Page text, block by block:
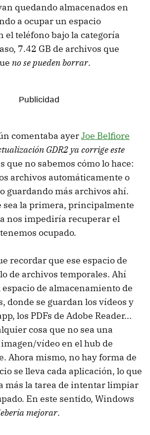
quedando almacenados en
a ocupar un espacio
el teléfono bajo la categoría
7.42 GB de archivos que
no se pueden borrar.
comentaba ayerJoe Belfiore
GDR2 ya corrige este
que no sabemos cómo lo hace:
archivos automáticamente o
guardando más archivos ahí.
sea la primera, principalmente
nos impediría recuperar el
ocupado.
recordar que ese espacio de
de archivos temporales. Ahí
de almacenamiento de
donde se guardan los vídeos y
los PDFs de Adobe Reader...
cosa que no sea una
vídeo en el hub de
Ahora mismo, no hay forma de
se lleva cada aplicación, lo que
más la tarea de intentar limpiar
En este sentido, Windows
mejorar.